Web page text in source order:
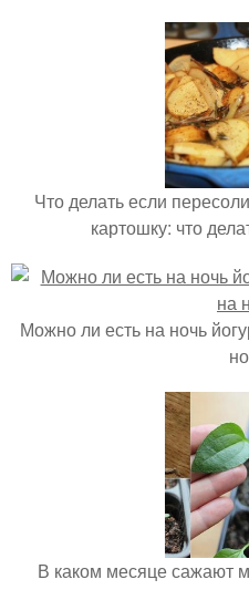
Что делать если
картошку: что
Можно ли есть на ночь
В каком месяце сажают